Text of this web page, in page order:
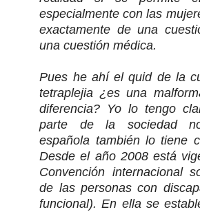
especialmente con las
exactamente de una
una cuestión médica.
Pues he ahí el quid de la
tetraplejia ¿es una
diferencia? Yo lo tengo
parte de la sociedad
española también lo tiene
Desde el año 2008 está
Convención internacional
de las personas con
funcional). En ella se